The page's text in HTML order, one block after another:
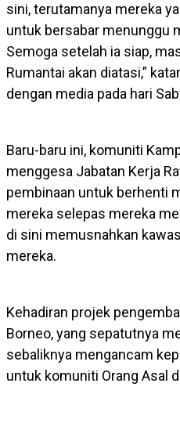
sini, terutamanya mereka
untuk bersabar menunggu
Semoga setelah ia siap,
Rumantai akan diatasi,”
dengan media pada hari
Baru-baru ini, komuniti
menggesa Jabatan Kerja
pembinaan untuk berhenti
mereka selepas mereka
di sini memusnahkan
mereka.
Kehadiran projek
Borneo, yang sepatutnya
sebaliknya mengancam
untuk komuniti Orang Asal